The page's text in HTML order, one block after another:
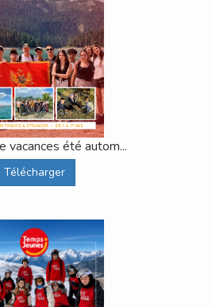
vacances été autom...
Télécharger